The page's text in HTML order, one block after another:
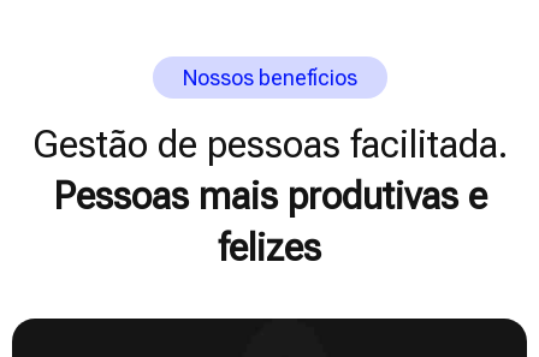
Nossos benefícios
Gestão de pessoas facilitada.
Pessoas mais produtivas e
felizes